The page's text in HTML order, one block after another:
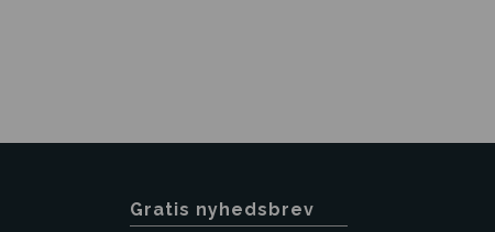
Gratis nyhedsbrev